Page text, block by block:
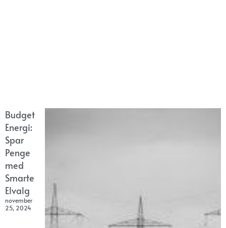
Budget
Energi:
Spar
Penge
med
Smarte
Elvalg
november
25, 2024